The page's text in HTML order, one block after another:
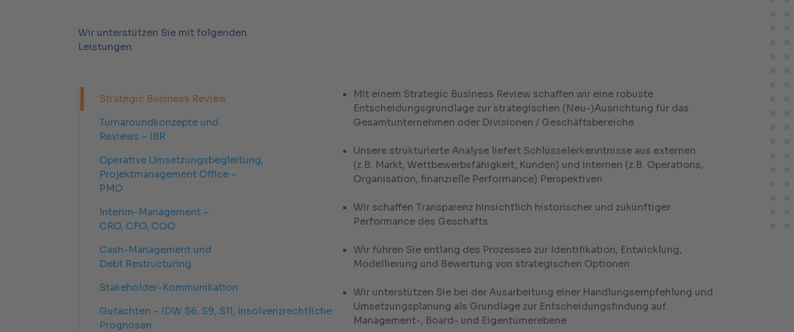
Wir unterstützen Sie mit folgenden
Leistungen:
Strategic Business Review
Turnaroundkonzepte und
Reviews – IBR
Operative Umsetzungsbegleitung,
Projektmanagement Office –
PMO
Interim-Management –
CRO, CFO, COO
Cash-Management und
Debt Restructuring
Stakeholder-Kommunikation
Gutachten – IDW S6, S9, S11, Insolvenzrechtliche
Prognosen
Mit einem Strategic Business Review schaffen wir eine robuste
Entscheidungsgrundlage zur strategischen (Neu-)Ausrichtung für das
Gesamtunternehmen oder Divisionen / Geschäftsbereiche
Unsere strukturierte Analyse liefert Schlüsselerkenntnisse aus externen
(z.B. Markt, Wettbewerbsfähigkeit, Kunden) und internen (z.B. Operations,
Organisation, finanzielle Performance) Perspektiven
Wir schaffen Transparenz hinsichtlich historischer und zukünftiger
Performance des Geschäfts
Wir führen Sie entlang des Prozesses zur Identifikation, Entwicklung,
Modellierung und Bewertung von strategischen Optionen
Wir unterstützen Sie bei der Ausarbeitung einer Handlungsempfehlung und
Umsetzungsplanung als Grundlage zur Entscheidungsfindung auf
Management-, Board- und Eigentümerebene